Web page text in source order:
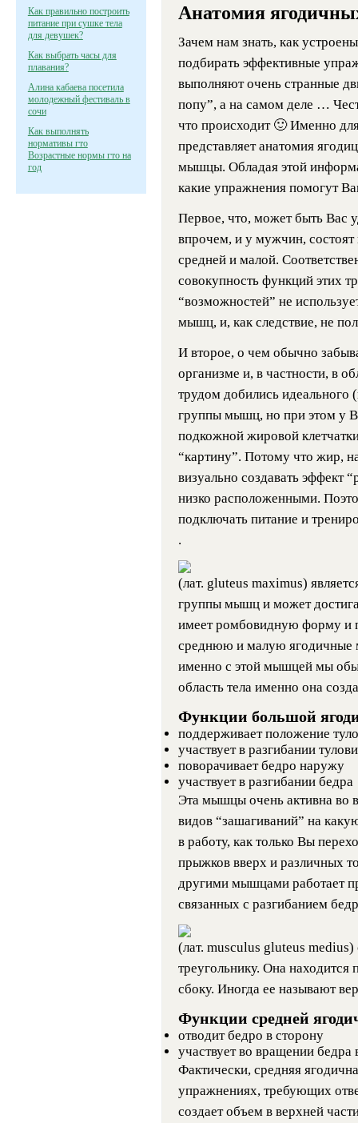
Как правильно построить
питание при сушке тела
для девушек?
Как выбрать часы для
плавания?
Алина кабаева посетила
молодежный фестиваль в
сочи
Как выполнять
нормативы гто
Возрастные нормы гто на
год
Анатомия
Зачем нам знать, как
подбирать эффективные
выполняют очень странные
попу”, а на самом деле …
что происходит 🙂 Именно
представляет анатомия
мышцы. Обладая этой
какие упражнения помогут
Первое, что, может быть Вас
впрочем, и у мужчин,
средней и малой.
совокупность функций этих
“возможностей” не
мышц, и, как следствие, не
И второе, о чем обычно
организме и, в частности, в
трудом добились
группы мышц, но при этом у
подкожной жировой
“картину”. Потому что жир,
визуально создавать эффект
низко расположенными.
подключать питание и
.
(лат. gluteus maximus)
группы мышц и может
имеет ромбовидную форму и
среднюю и малую ягодичные
именно с этой мышцей мы
область тела именно она
Функции большой
поддерживает положение
участвует в разгибании
поворачивает бедро наружу
участвует в разгибании бедра
Эта мышцы очень активна во
видов “зашагиваний” на
в работу, как только Вы
прыжков вверх и различных
другими мышцами работает
связанных с разгибанием
(лат. musculus gluteus
треугольнику. Она
сбоку. Иногда ее называют
Функции средней
отводит бедро в сторону
участвует во вращении бедра
Фактически, средняя
упражнениях, требующих
создает объем в верхней